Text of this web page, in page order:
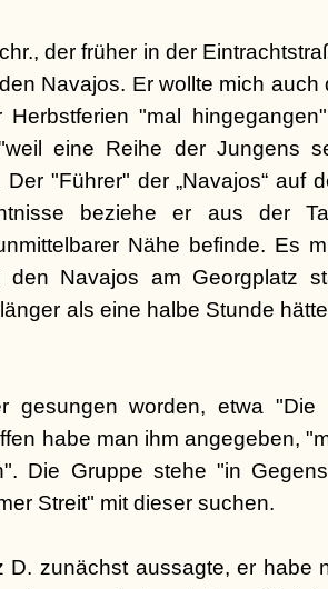
der früher in der
Navajos. Er wollte mich
Herbstferien "mal
eine Reihe der Jungens
"Führer" der „Navajos“ auf
beziehe er aus der
Nähe befinde. Es
den Navajos am Georgplatz
als eine halbe Stunde
gesungen worden, etwa
habe man ihm angegeben,
Die Gruppe stehe "in
Streit" mit dieser suchen.
D. zunächst aussagte, er habe